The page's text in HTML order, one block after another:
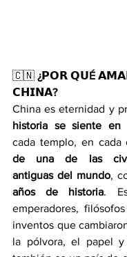
🇨🇳 ¿𝗣𝗢𝗥 𝗤𝗨É
𝗖𝗛𝗜𝗡𝗔?
China es eternidad y
historia se siente en
cada templo, en cada
de una de las
antiguas del mundo,
años de historia.
emperadores,
inventos que
la pólvora, el papel